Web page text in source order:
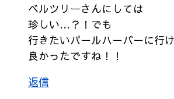
ベルツリーさんにしては
珍しい…？！でも
行きたいパールハーバーに行
良かったですね！！
返信